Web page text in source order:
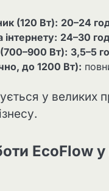
(120 Вт): 20–24
24–30
Вт): 3,5–5
до 1200 Вт):
у великих
EcoFlow у